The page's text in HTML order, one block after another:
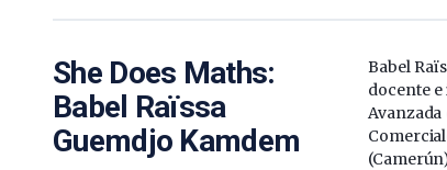
She Does Maths:
Babel Raïssa
Guemdjo Kamdem
Babel
docente
Avanzada